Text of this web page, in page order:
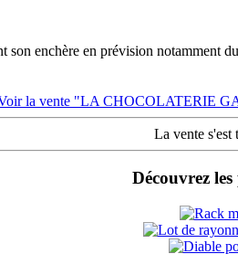
son enchère en prévision notamment
la vente "LA CHOCOLATERIE
La vente s'est
Découvrez